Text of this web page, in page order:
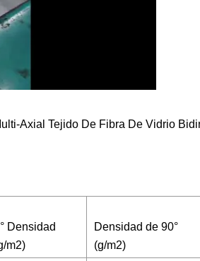
Densidad
m2)
Densidad de 90°
(g/m2)